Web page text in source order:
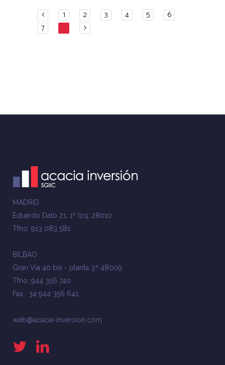
1 2 3 4 5
6
7
MADRID
Eduardo Dato 21, 1º Izq. 28010
Tfno: 913 083 581
BILBAO
Gran Vía 40 bis - planta 3ª 48009
Tfno: 944 356 740
Fax: 34 944 356 641
web@acacia-inversion.com